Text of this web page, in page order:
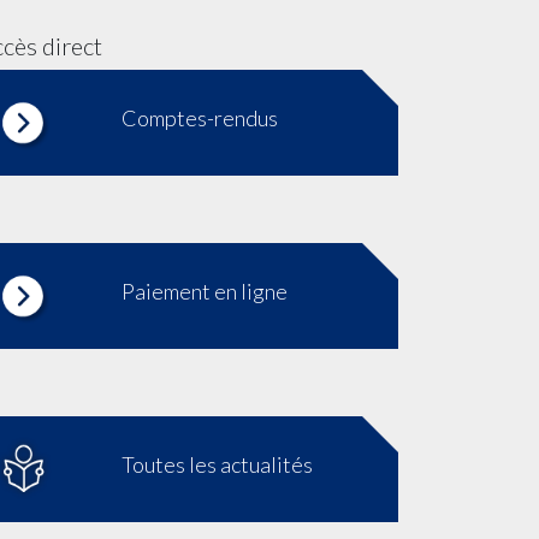
direct
Comptes-rendus
Paiement en ligne
Toutes les actualités